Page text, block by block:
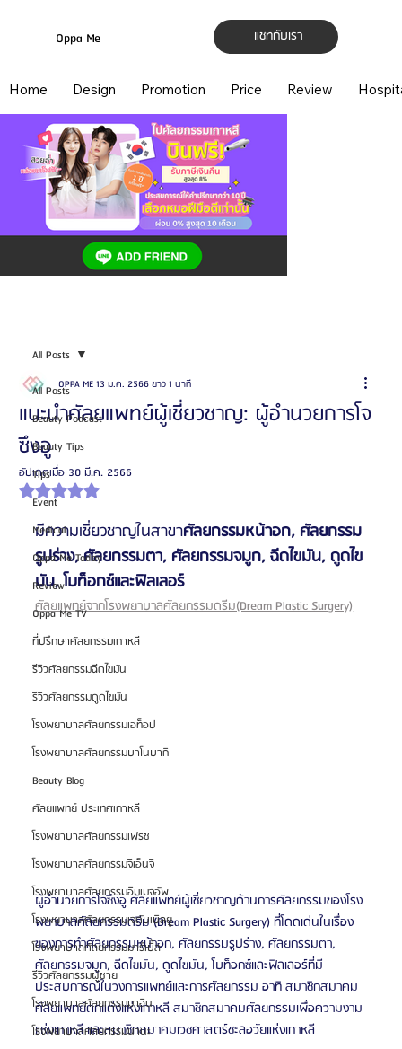
แชทกับเรา
Oppa Me
Home Design Promotion Price Review
All Posts
Beauty Podcast
Beauty Tips
Tips
Event
Medical
Oppa Me Today
Review
Oppa Me TV
ที่ปรึกษาศัลยกรรมเกาหลี
รีวิวศัลยกรรมฉีดไขมัน
รีวิวศัลยกรรมดูดไขมัน
โรงพยาบาลศัลยกรรมเอท็อป
โรงพยาบาลศัลยกรรมบาโนบากิ
Beauty Blog
ศัลยแพทย์ ประเทศเกาหลี
โรงพยาบาลศัลยกรรมเฟรช
โรงพยาบาลศัลยกรรมจีเอ็นจี
โรงพยาบาลศัลยกรรมอิมเมจอัพ
โรงพยาบาลศัลยกรรมเจดับเบิลยู
โรงพยาบาลศัลยกรรมมาร์เบิ้ล
รีวิวศัลยกรรมผู้ชาย
โรงพยาบาลศัลยกรรมมาอิน
โรงพยาบาลศัลยกรรมนานะ
All Posts
แนะนำศัลยแพทย์ผู้เชี่ยวชาญ: ผู้อำนวยการโจ
ซึงอู
OPPA ME13 ม.ค. 2566ยาว 1 นาที
อัปเดตเมื่อ 30 มี.ค. 2566
ได้รับ NaN เต็ม 5 ดาว
มีความเชี่ยวชาญในสาขาศัลยกรรมหน้าอก, ศัลยกรรม
รูปร่าง, ศัลยกรรมตา, ศัลยกรรมจมูก, ฉีดไขมัน, ดูดไข
มัน, โบท็อกซ์และฟิลเลอร์
ศัลยแพทย์จากโรงพยาบาลศัลยกรรมดรีม(Dream Plastic Surgery)
ผู้อำนวยการโจซึงอู ศัลยแพทย์ผู้เชี่ยวชาญด้านการศัลยกรรมของโรง
พยาบาลศัลยกรรมดรีม (Dream Plastic Surgery) ที่โดดเด่นในเรื่อง
ของการทำศัลยกรรมหน้าอก, ศัลยกรรมรูปร่าง, ศัลยกรรมตา,
ศัลยกรรมจมูก, ฉีดไขมัน, ดูดไขมัน, โบท็อกซ์และฟิลเลอร์ที่มี
ประสบการณ์ในวงการแพทย์และการศัลยกรรม อาทิ สมาชิกสมาคม
ศัลยแพทย์ตกแต่งแห่งเกาหลี สมาชิกสมาคมศัลยกรรมเพื่อความงาม
แห่งเกาหลี และสมาชิกสมาคมเวชศาสตร์ชะลอวัยแห่งเกาหลี